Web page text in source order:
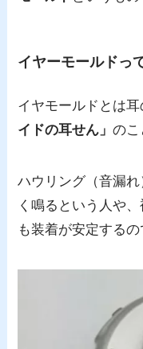
イヤーモールドっ
イヤモールドとは
イドの耳せん」のこ
ハウリング（音漏
く鳴るという人や
も装着が安定する